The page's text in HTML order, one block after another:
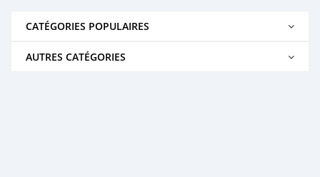
CATÉGORIES POPULAIRES
AUTRES CATÉGORIES